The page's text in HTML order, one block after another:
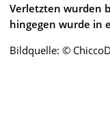
Verletzten wurden
hingegen wurde in
Bildquelle: ©